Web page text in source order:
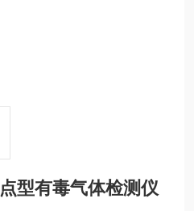
氧化硫气体报警器 点型有毒气体检测仪